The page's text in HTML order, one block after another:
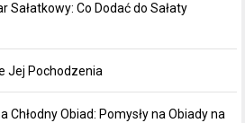
Sałatkowy: Co Dodać do Sałaty
Jej Pochodzenia
Chłodny Obiad: Pomysły na Obiady na